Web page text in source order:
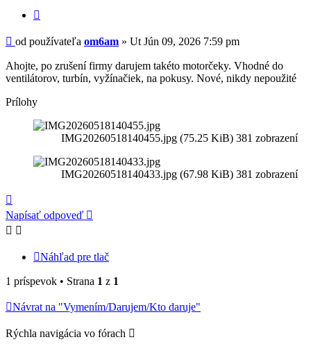
Príspevok
od používateľa om6am » Ut Jún 09, 2026 7:59 pm
Ahojte, po zrušení firmy darujem takéto motorčeky. Vhodné do
ventilátorov, turbín, vyžínačiek, na pokusy. Nové, nikdy nepoužité
Prílohy
IMG20260518140455.jpg (75.25 KiB) 381 zobrazení
IMG20260518140433.jpg (67.98 KiB) 381 zobrazení
Napísať odpoveď
Náhľad pre tlač
1 príspevok • Strana 1 z 1
Návrat na "Vymením/Darujem/Kto daruje"
Rýchla navigácia vo fórach